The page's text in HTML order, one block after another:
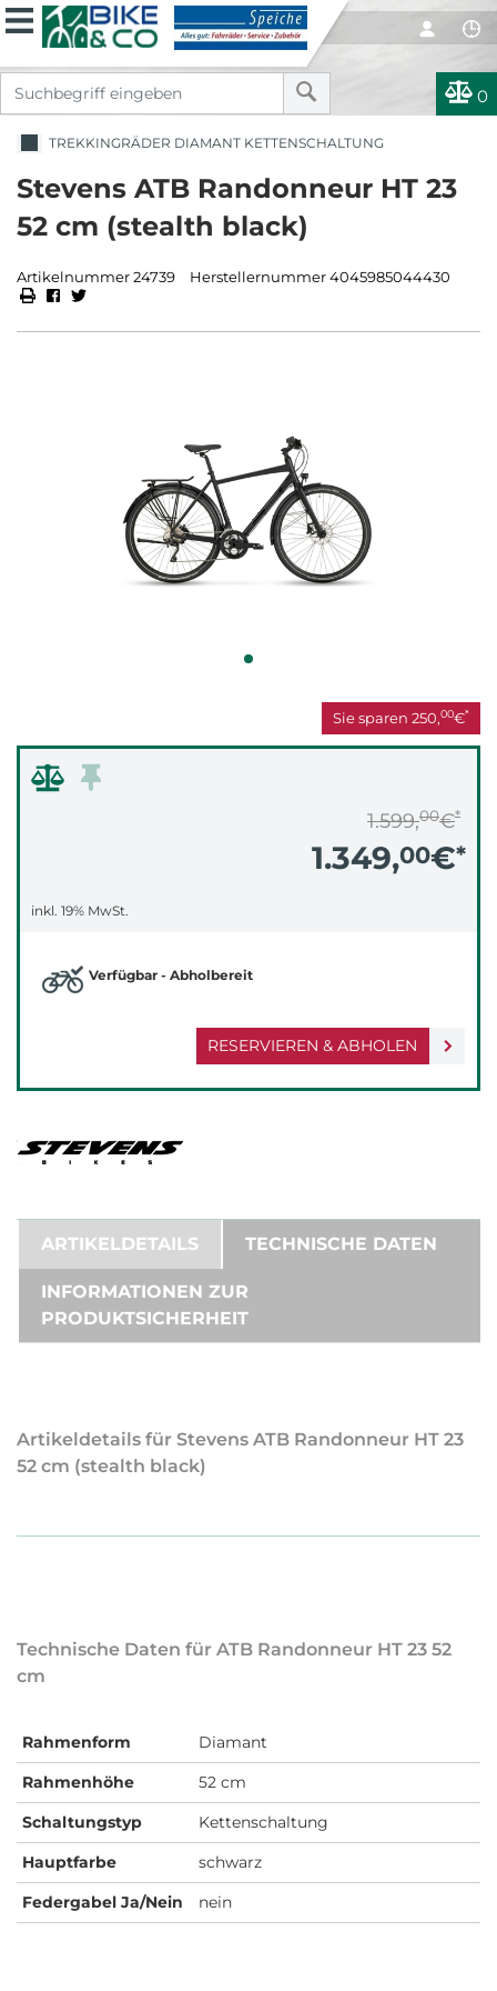
0
TREKKINGRÄDER DIAMANT KETTENSCHALTUNG
Stevens ATB Randonneur HT 23
52 cm (stealth black)
Artikelnummer 24739 Herstellernummer 4045985044430
Sie sparen 250,00€*
1.599,00€*
1.349,00€*
inkl. 19% MwSt.
RESERVIEREN & ABHOLEN
Verfügbar - Abholbereit
ARTIKELDETAILS TECHNISCHE DATEN
INFORMATIONEN ZUR
PRODUKTSICHERHEIT
Artikeldetails für Stevens ATB Randonneur HT 23
52 cm (stealth black)
Technische Daten für ATB Randonneur HT 23 52
cm
Rahmenform
Diamant
Rahmenhöhe
52 cm
Schaltungstyp
Kettenschaltung
Hauptfarbe
schwarz
Federgabel Ja/Nein
nein